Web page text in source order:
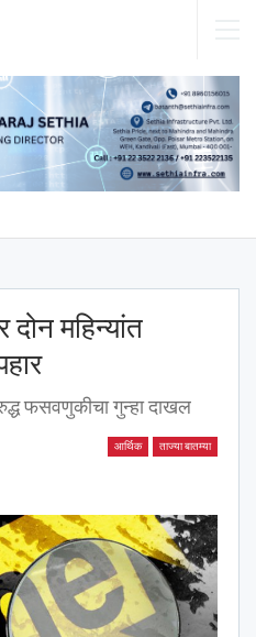
दोन महिन्यांत
फसवणुकीचा गुन्हा दाखल
आर्थिक ताज्या बातम्या